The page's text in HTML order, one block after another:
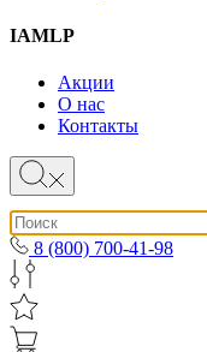
IAMLP
Акции
О нас
Контакты
8 (800) 700-41-98